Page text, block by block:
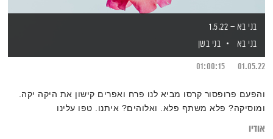
בני בא – 1.5.22
בני בא
בני בשן
01.05.22
01:00:15
והפעם פרופסור קרסו מביא לנו פרח ואפרים קישון את היקה יקה.
ומוסיקה? פלא משתף פלא. ואלוהים? איתנו. טפו עלינו
אודיו